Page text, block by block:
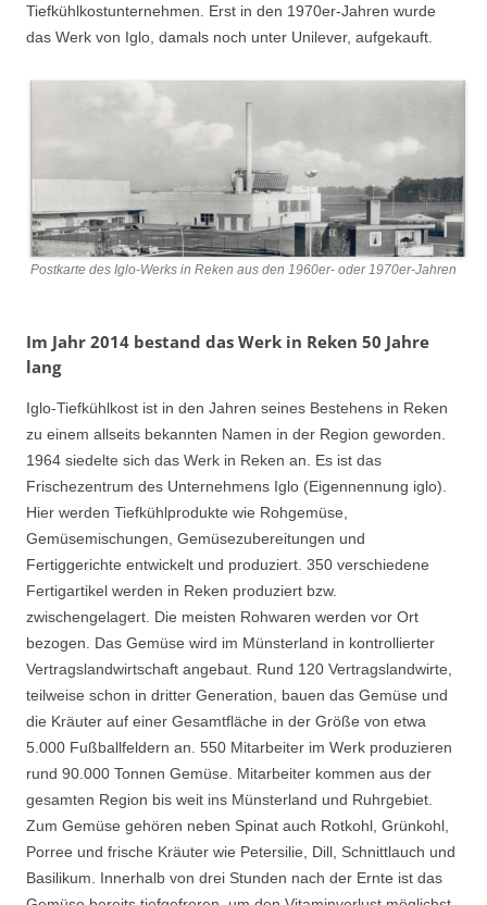
Tiefkühlkostunternehmen. Erst in den 1970er-Jahren wurde
das Werk von Iglo, damals noch unter Unilever, aufgekauft.
Postkarte des Iglo-Werks in Reken aus den 1960er- oder 1970er-Jahren
Im Jahr 2014 bestand das Werk in Reken 50 Jahre
lang
Iglo-Tiefkühlkost ist in den Jahren seines Bestehens in Reken
zu einem allseits bekannten Namen in der Region geworden.
1964 siedelte sich das Werk in Reken an. Es ist das
Frischezentrum des Unternehmens Iglo (Eigennennung iglo).
Hier werden Tiefkühlprodukte wie Rohgemüse,
Gemüsemischungen, Gemüsezubereitungen und
Fertiggerichte entwickelt und produziert. 350 verschiedene
Fertigartikel werden in Reken produziert bzw.
zwischengelagert. Die meisten Rohwaren werden vor Ort
bezogen. Das Gemüse wird im Münsterland in kontrollierter
Vertragslandwirtschaft angebaut. Rund 120 Vertragslandwirte,
teilweise schon in dritter Generation, bauen das Gemüse und
die Kräuter auf einer Gesamtfläche in der Größe von etwa
5.000 Fußballfeldern an. 550 Mitarbeiter im Werk produzieren
rund 90.000 Tonnen Gemüse. Mitarbeiter kommen aus der
gesamten Region bis weit ins Münsterland und Ruhrgebiet.
Zum Gemüse gehören neben Spinat auch Rotkohl, Grünkohl,
Porree und frische Kräuter wie Petersilie, Dill, Schnittlauch und
Basilikum. Innerhalb von drei Stunden nach der Ernte ist das